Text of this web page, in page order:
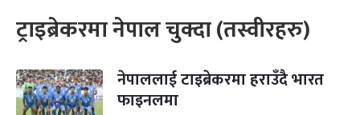
ट्राइब्रेकरमा नेपाल चुक्दा (तस्वीरहरु)
नेपाललाई टाइब्रेकरमा हराउँदै भारत
फाइनलमा